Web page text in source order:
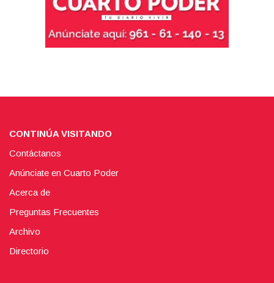
CONTINÚA VISITANDO
Contáctanos
Anúnciate en Cuarto Poder
Acerca de
Preguntas Frecuentes
Archivo
Directorio